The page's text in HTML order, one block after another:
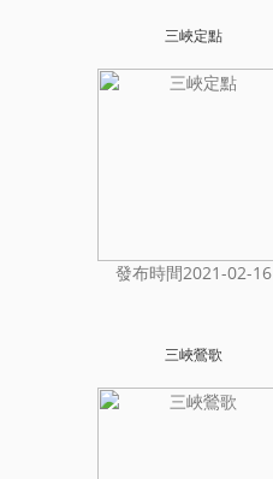
三峽定點
發布時間2021-02-16
三峽鶯歌